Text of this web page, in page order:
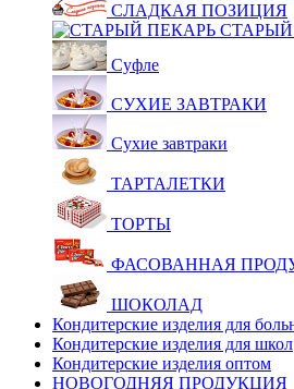
СЛАДКАЯ ПОЗИЦИЯ
Суфле
СУХИЕ ЗАВТРАКИ
Сухие завтраки
ТАРТАЛЕТКИ
ТОРТЫ
ФАСОВАННАЯ
ШОКОЛАД
Кондитерские изделия для
Кондитерские изделия для школ
Кондитерские изделия оптом
НОВОГОДНЯЯ ПРОДУКЦИЯ